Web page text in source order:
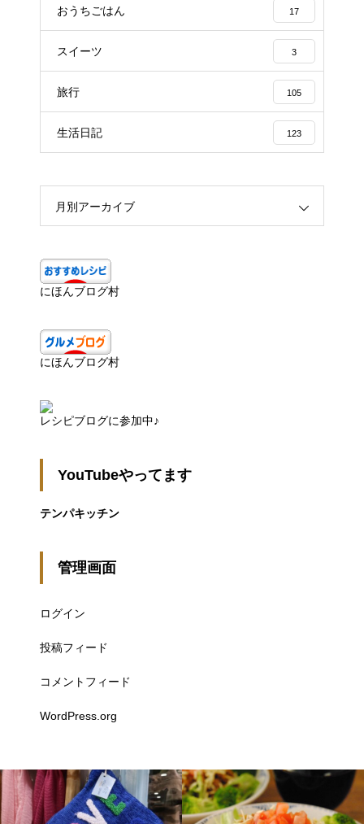
おうちごはん 17
スイーツ 3
旅行 105
生活日記 123
月別アーカイブ
にほんブログ村
にほんブログ村
レシピブログに参加中♪
YouTubeやってます
テンパキッチン
管理画面
ログイン
投稿フィード
コメントフィード
WordPress.org